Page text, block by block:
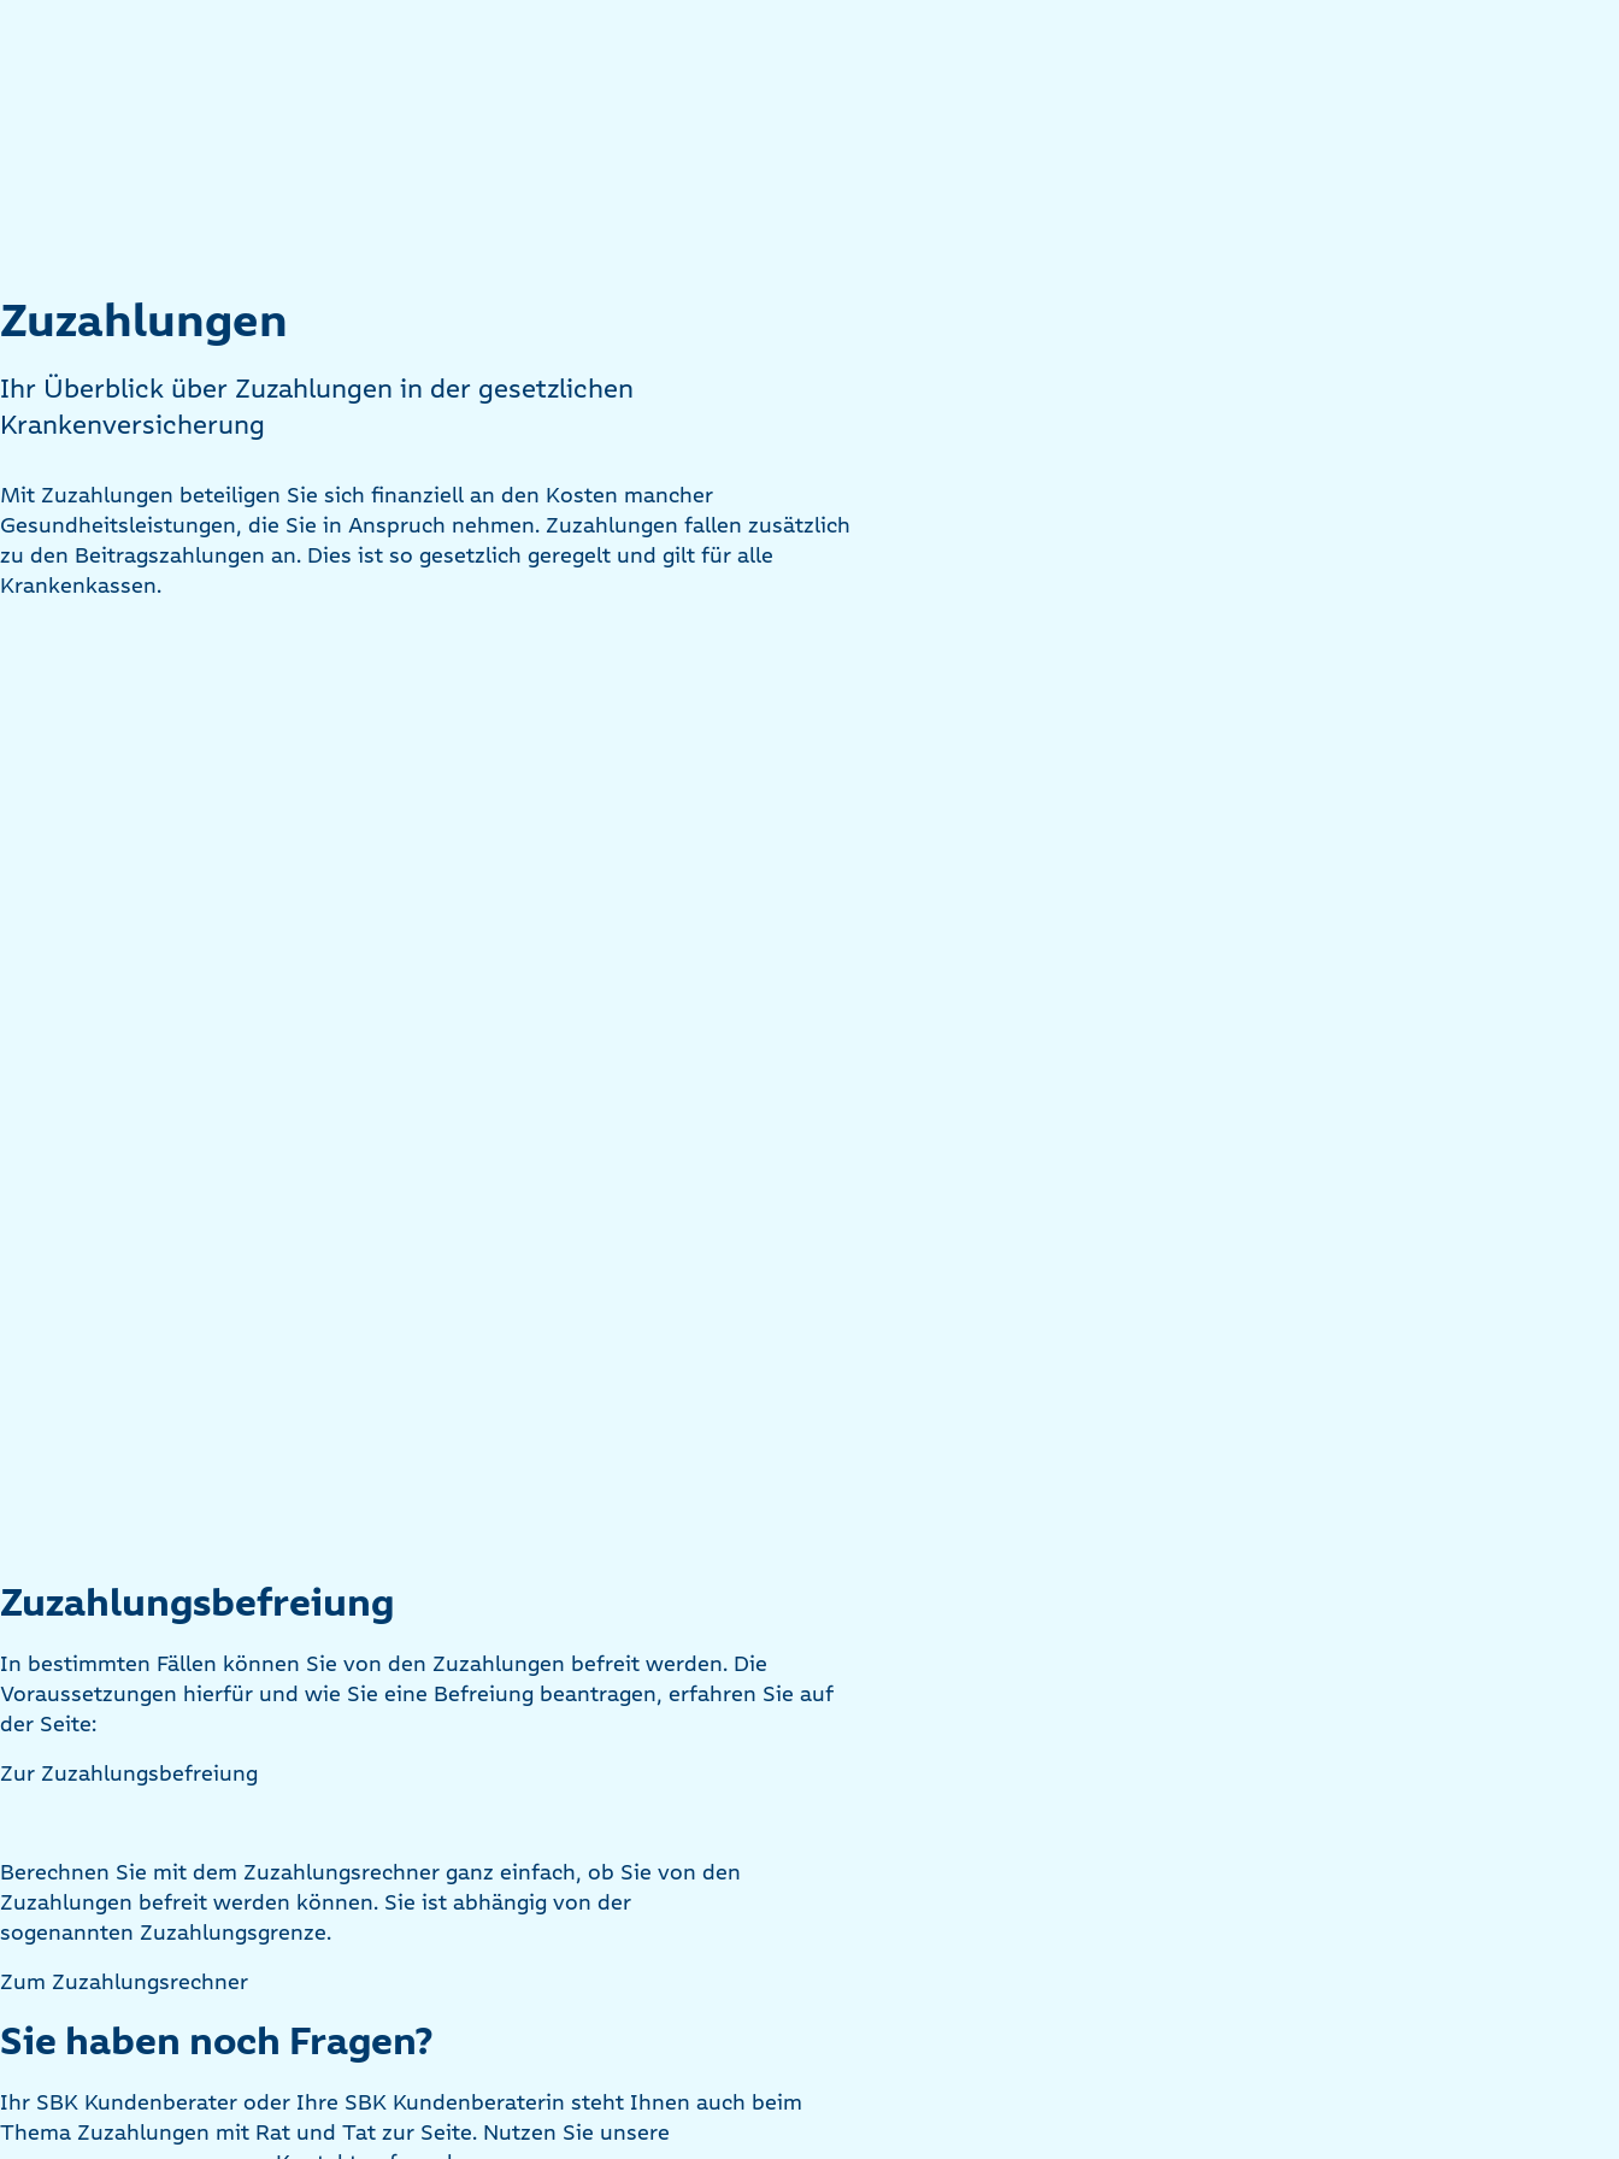
Zuzahlungen
Ihr Überblick über Zuzahlungen in der gesetzlichen
Krankenversicherung
Mit Zuzahlungen beteiligen Sie sich finanziell an den Kosten mancher
Gesundheitsleistungen, die Sie in Anspruch nehmen. Zuzahlungen fallen zusätzlich
zu den Beitragszahlungen an. Dies ist so gesetzlich geregelt und gilt für alle
Krankenkassen.
Zuzahlungsbefreiung
In bestimmten Fällen können Sie von den Zuzahlungen befreit werden. Die
Voraussetzungen hierfür und wie Sie eine Befreiung beantragen, erfahren Sie auf
der Seite:
Zur Zuzahlungsbefreiung
Berechnen Sie mit dem Zuzahlungsrechner ganz einfach, ob Sie von den
Zuzahlungen befreit werden können. Sie ist abhängig von der
sogenannten Zuzahlungsgrenze.
Zum Zuzahlungsrechner
Sie haben noch Fragen?
Ihr SBK Kundenberater oder Ihre SBK Kundenberaterin steht Ihnen auch beim
Thema Zuzahlungen mit Rat und Tat zur Seite. Nutzen Sie unsere